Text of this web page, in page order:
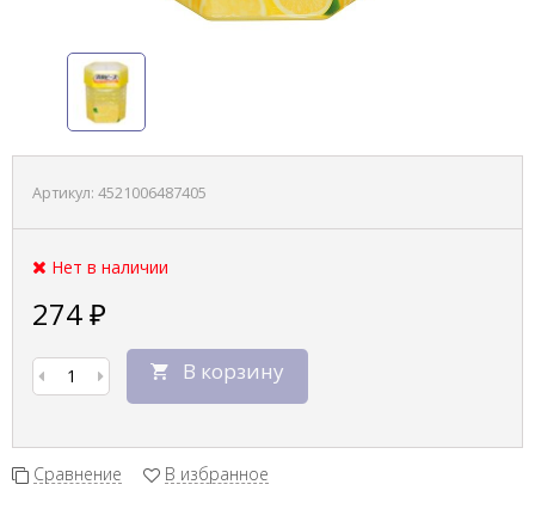
Артикул: 4521006487405
Нет в наличии
274₽
В корзину
Сравнение В избранное